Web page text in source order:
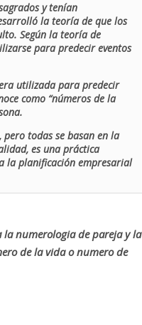
y tenían
la teoría de que los
Según la teoría de
para predecir eventos
utilizada para predecir
como “números de la
todas se basan en la
es una práctica
la planificación empresarial
la numerologia de pareja y la
de la vida o numero de